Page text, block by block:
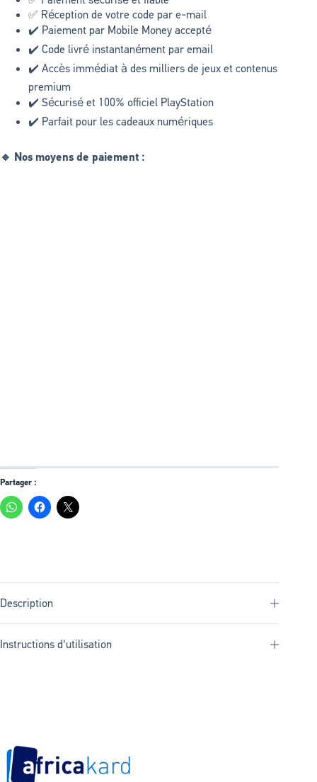
✅ Réception de votre code par e-mail
✔️ Paiement par Mobile Money accepté
✔️ Code livré instantanément par email
✔️ Accès immédiat à des milliers de jeux et contenus
premium
✔️ Sécurisé et 100% officiel PlayStation
✔️ Parfait pour les cadeaux numériques
🔹 Nos moyens de paiement :
Partager :
Description
Instructions d'utilisation